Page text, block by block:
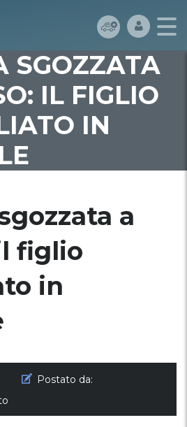
SGOZZATA
IL FIGLIO
IN
a
figlio
in
Postato da: